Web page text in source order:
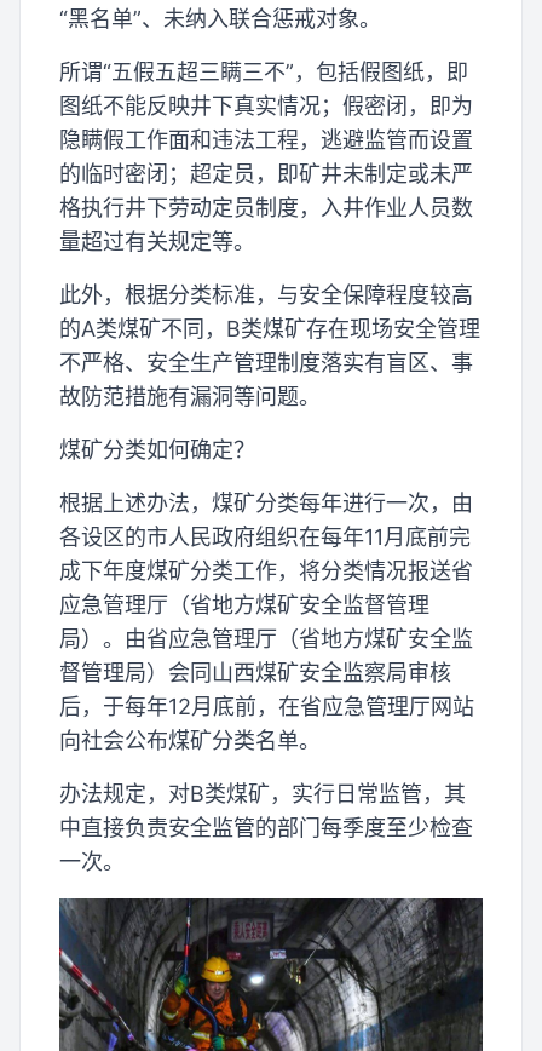
“黑名单”、未纳入联合惩戒对象。
所谓“五假五超三瞒三不”，包括假图纸，即
图纸不能反映井下真实情况；假密闭，即为
隐瞒假工作面和违法工程，逃避监管而设置
的临时密闭；超定员，即矿井未制定或未严
格执行井下劳动定员制度，入井作业人员数
量超过有关规定等。
此外，根据分类标准，与安全保障程度较高
的A类煤矿不同，B类煤矿存在现场安全管理
不严格、安全生产管理制度落实有盲区、事
故防范措施有漏洞等问题。
煤矿分类如何确定？
根据上述办法，煤矿分类每年进行一次，由
各设区的市人民政府组织在每年11月底前完
成下年度煤矿分类工作，将分类情况报送省
应急管理厅（省地方煤矿安全监督管理
局）。由省应急管理厅（省地方煤矿安全监
督管理局）会同山西煤矿安全监察局审核
后，于每年12月底前，在省应急管理厅网站
向社会公布煤矿分类名单。
办法规定，对B类煤矿，实行日常监管，其
中直接负责安全监管的部门每季度至少检查
一次。